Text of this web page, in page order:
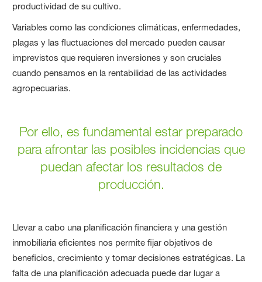
productividad de su cultivo.
Variables como las condiciones climáticas, enfermedades,
plagas y las fluctuaciones del mercado pueden causar
imprevistos que requieren inversiones y son cruciales
cuando pensamos en la rentabilidad de las actividades
agropecuarias.
Por ello, es fundamental estar preparado
para afrontar las posibles incidencias que
puedan afectar los resultados de
producción.
Llevar a cabo una planificación financiera y una gestión
inmobiliaria eficientes nos permite fijar objetivos de
beneficios, crecimiento y tomar decisiones estratégicas. La
falta de una planificación adecuada puede dar lugar a